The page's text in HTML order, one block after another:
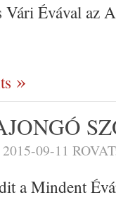
Vári Évával az
2015-09-11
a Mindent